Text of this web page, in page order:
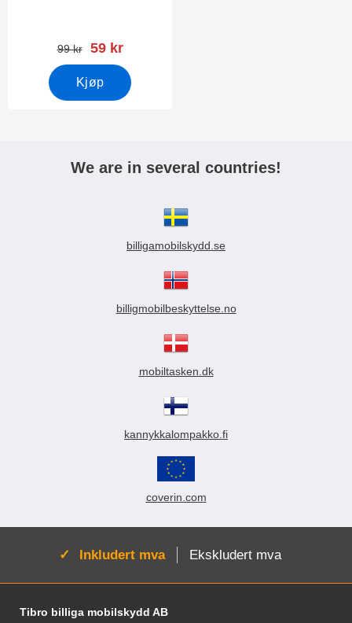
gammel pris
99 kr ny pris
59 kr
Kjøp
We are in several countries!
billigamobilskydd.se
billigmobilbeskyttelse.no
mobiltasken.dk
kannykkalompakko.fi
coverin.com
Aktiv:
Inkludert mva Ekskludert mva
Footer-innhold Blandet informasjon og
Tibro billiga mobilskydd AB